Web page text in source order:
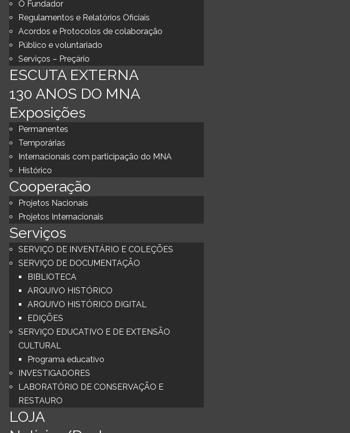
O Fundador
Regulamentos e Relatórios Oficiais
Acordos e Protocolos de colaboração
Público e voluntariado
Serviços – Preçário
ESCUTA EXTERNA
130 ANOS DO MNA
Exposições
Permanentes
Temporárias
Internacionais com participação do MNA
Histórico
Cooperação
Projetos Nacionais
Projetos Internacionais
Serviços
SERVIÇO DE INVENTÁRIO E COLEÇÕES
SERVIÇO DE DOCUMENTAÇÃO
BIBLIOTECA
ARQUIVO HISTÓRICO
ARQUIVO HISTÓRICO DIGITAL
EDIÇÕES
SERVIÇO EDUCATIVO E DE EXTENSÃO
CULTURAL
Programa educativo
INVESTIGADORES
LABORATÓRIO DE CONSERVAÇÃO E
RESTAURO
LOJA